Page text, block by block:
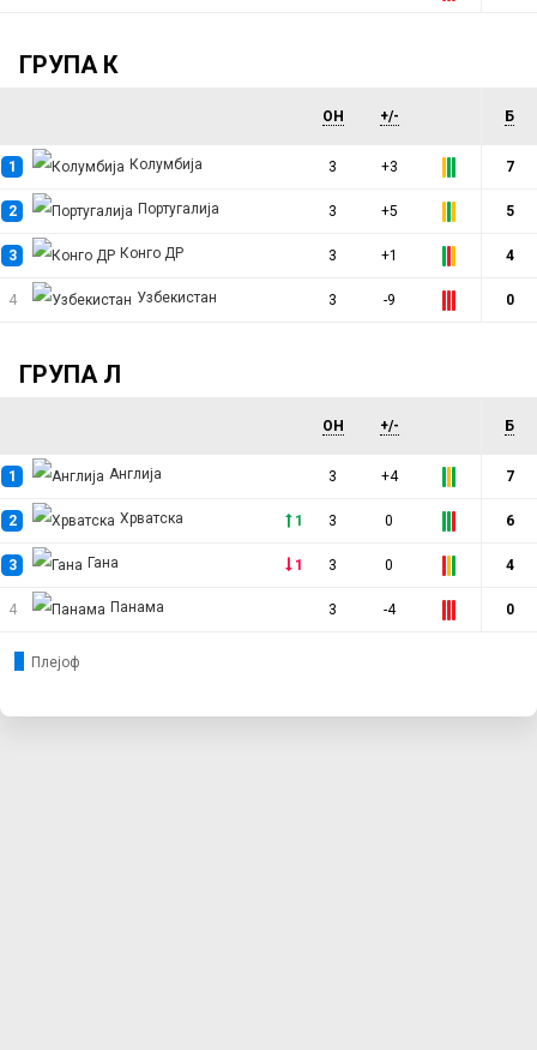
ГРУПА К
ОН +/- Б
1 Колумбија 3 +3 7
2 Португалија 3 +5 5
3 Конго ДР 3 +1 4
4 Узбекистан 3 -9 0
ГРУПА Л
ОН +/- Б
1 Англија 3 +4 7
2 Хрватска 1 3 0 6
3 Гана 1 3 0 4
4 Панама 3 -4 0
Плејоф